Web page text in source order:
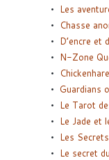
Les
Chasse
D’encre et
N-Zone
Guardians
Le Tarot
Le Jade et
Les
Le secret